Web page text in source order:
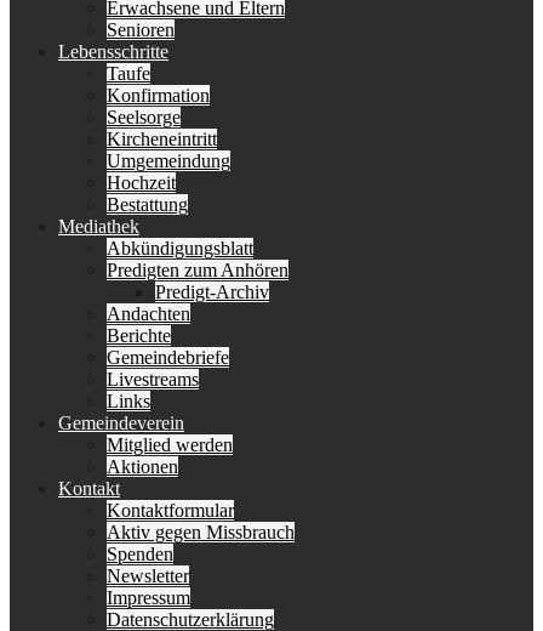
Erwachsene und Eltern
Senioren
Lebensschritte
Taufe
Konfirmation
Seelsorge
Kircheneintritt
Umgemeindung
Hochzeit
Bestattung
Mediathek
Abkündigungsblatt
Predigten zum Anhören
Predigt-Archiv
Andachten
Berichte
Gemeindebriefe
Livestreams
Links
Gemeindeverein
Mitglied werden
Aktionen
Kontakt
Kontaktformular
Aktiv gegen Missbrauch
Spenden
Newsletter
Impressum
Datenschutzerklärung